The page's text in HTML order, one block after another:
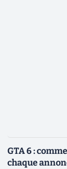
GTA 6 :
chaque